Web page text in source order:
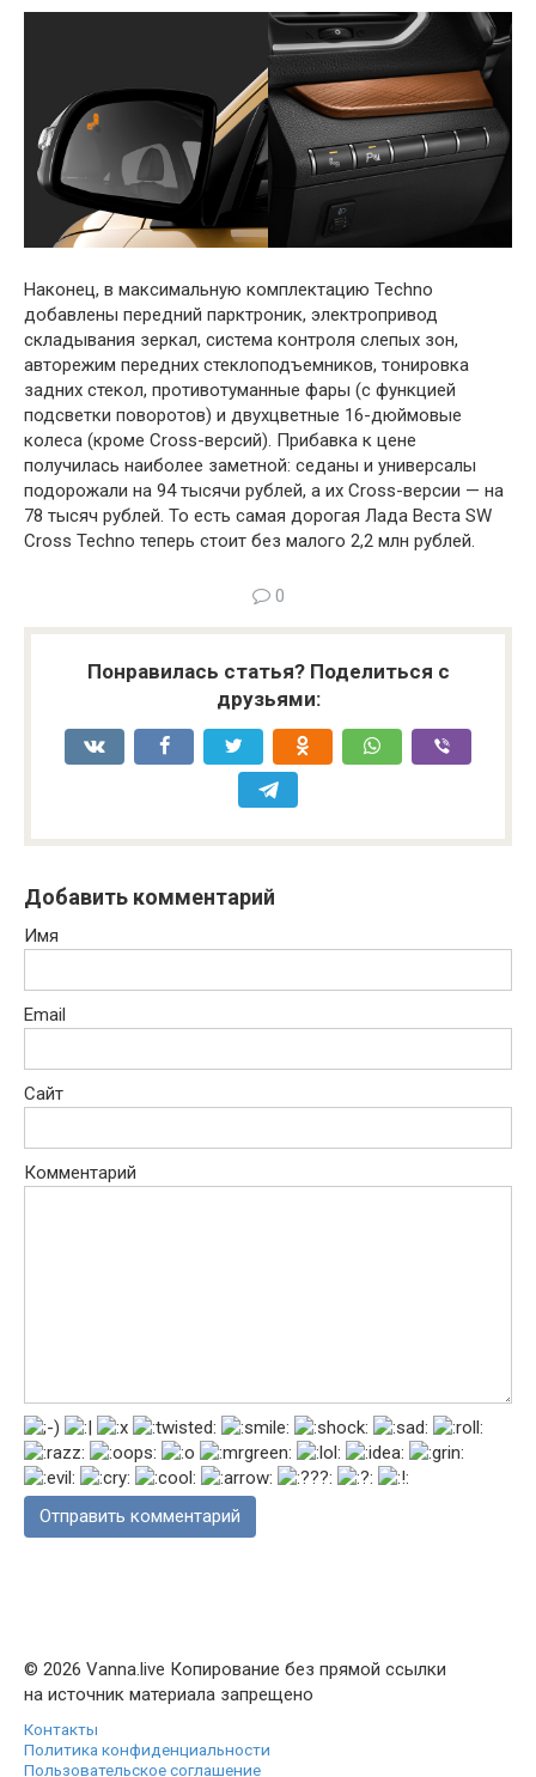
Наконец, в максимальную комплектацию Techno
добавлены передний парктроник, электропривод
складывания зеркал, система контроля слепых зон,
авторежим передних стеклоподъемников, тонировка
задних стекол, противотуманные фары (с функцией
подсветки поворотов) и двухцветные 16-дюймовые
колеса (кроме Cross-версий). Прибавка к цене
получилась наиболее заметной: седаны и универсалы
подорожали на 94 тысячи рублей, а их Cross-версии — на
78 тысяч рублей. То есть самая дорогая Лада Веста SW
Cross Techno теперь стоит без малого 2,2 млн рублей.
0
Понравилась статья? Поделиться с
друзьями:
Добавить комментарий
Имя
Email
Сайт
Комментарий
© 2026 Vanna.live Копирование без прямой ссылки
на источник материала запрещено
Контакты
Политика конфиденциальности
Пользовательское соглашение